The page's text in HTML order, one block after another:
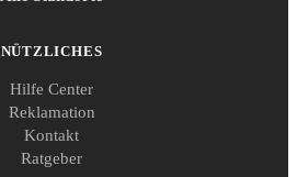
NÜTZLICHES
Hilfe Center
Reklamation
Kontakt
Ratgeber